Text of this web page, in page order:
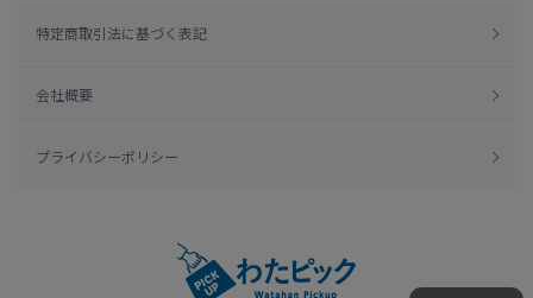
特定商取引法に基づく表記
会社概要
プライバシーポリシー